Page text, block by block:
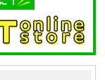
search